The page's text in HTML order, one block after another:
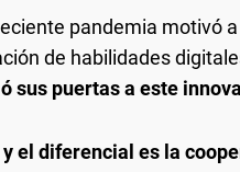
pandemia motivó
de habilidades
sus puertas a este
el diferencial es la